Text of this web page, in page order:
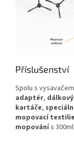
Příslušenství
Spolu s
adaptér,
kartáče,
mopovací textilie
mopovánís